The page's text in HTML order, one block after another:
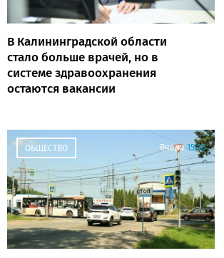
В Калининградской области
стало больше врачей, но в
системе здравоохранения
остаются вакансии
ОБЩЕСТВО Вчера 15:26